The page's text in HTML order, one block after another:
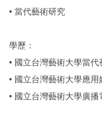
• 當代藝術研究
學歷：
• 國立台灣藝術大學當
• 國立台灣藝術大學應
• 國立台灣藝術大學廣